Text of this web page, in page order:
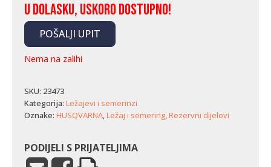
U dolasku, uskoro dostupno!
POŠALJI UPIT
Nema na zalihi
SKU: 23473
Kategorija: Ležajevi i semerinzi
Oznake: HUSQVARNA,Ležaj i semering,Rezervni dijelovi
PODIJELI S PRIJATELJIMA